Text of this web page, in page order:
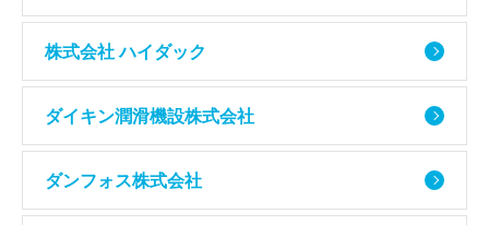
株式会社 ハイダック
ダイキン潤滑機設株式会社
ダンフォス株式会社